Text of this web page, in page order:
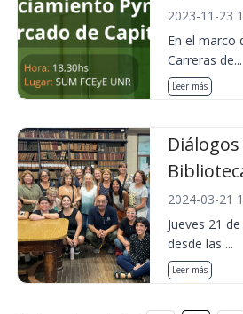
2023-11-23
En el marco
Carreras de...
Leer más
2024-03-21
Jueves 21
desde las ...
Leer más